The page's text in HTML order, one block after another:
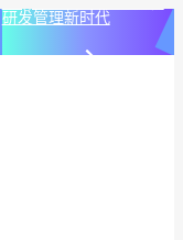
研发管理新时代